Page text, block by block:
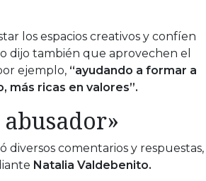
los espacios creativos y confíen
dijo también que aprovechen el
ejemplo, “ayudando a formar a
más ricas en valores”.
diversos comentarios y respuestas,
Natalia Valdebenito.